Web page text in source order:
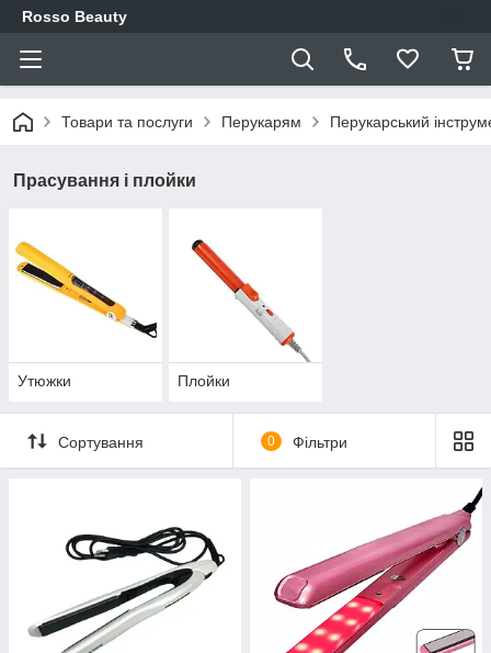
Rosso Beauty
Товари та послуги Перукарям Перукарський
Прасування і плойки
Утюжки Плойки
Сортування 0 Фільтри